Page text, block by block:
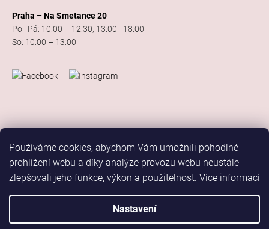
Používáme cookies, abychom Vám umožnili pohodlné
prohlížení webu a díky analýze provozu webu neustále
zlepšovali jeho funkce, výkon a použitelnost. Více informací
Nastavení
Praha – Na Smetance 20
Po–Pá: 10:00 – 12:30, 13:00 - 18:00
So: 10:00 – 13:00
Vytvořil Shoptet
Elis Dance Sport . Všechna práva vyhrazena.
Upravit nastavení cookiesMarketing